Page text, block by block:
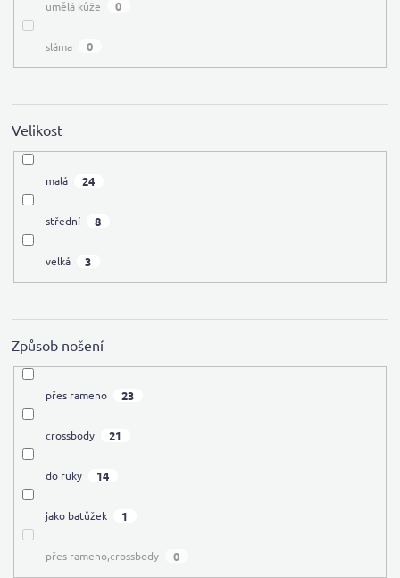
umělá kůže 0
sláma 0
Velikost
malá 24
střední 8
velká 3
Způsob nošení
přes rameno 23
crossbody 21
do ruky 14
jako batůžek 1
přes rameno,crossbody 0